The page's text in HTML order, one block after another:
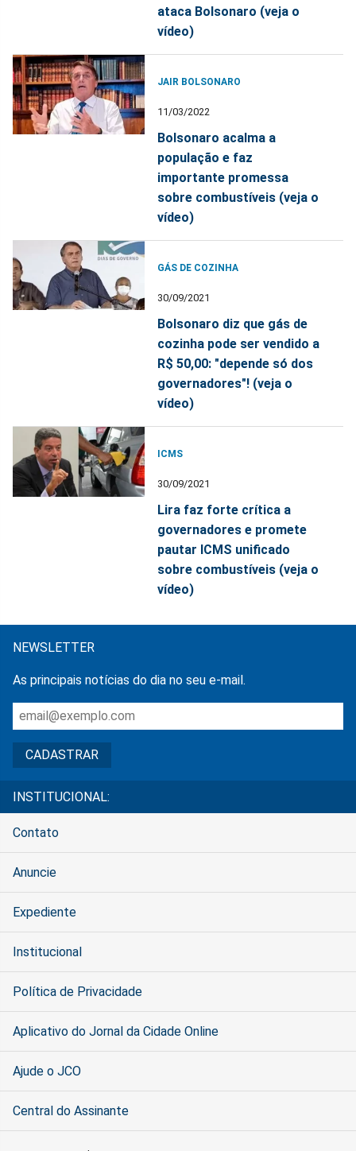
ataca Bolsonaro (veja o
vídeo)
JAIR BOLSONARO
11/03/2022
Bolsonaro acalma a
população e faz
importante promessa
sobre combustíveis (veja o
vídeo)
GÁS DE COZINHA
30/09/2021
Bolsonaro diz que gás de
cozinha pode ser vendido a
R$ 50,00: "depende só dos
governadores"! (veja o
vídeo)
ICMS
30/09/2021
Lira faz forte crítica a
governadores e promete
pautar ICMS unificado
sobre combustíveis (veja o
vídeo)
NEWSLETTER
As principais notícias do dia no seu e-mail.
INSTITUCIONAL:
Contato
Anuncie
Expediente
Institucional
Política de Privacidade
Aplicativo do Jornal da Cidade Online
Ajude o JCO
Central do Assinante